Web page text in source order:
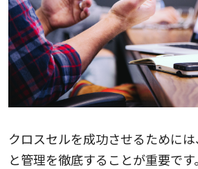
クロスセルを成功させるために
と管理を徹底することが重要で